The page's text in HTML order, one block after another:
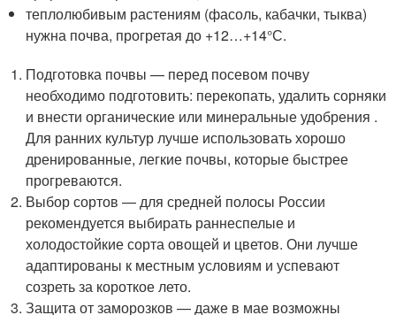
теплолюбивым растениям (фасоль, кабачки, тыква)
нужна почва, прогретая до +12…+14°С.
Подготовка почвы — перед посевом почву
необходимо подготовить: перекопать, удалить сорняки
и внести органические или минеральные удобрения .
Для ранних культур лучше использовать хорошо
дренированные, легкие почвы, которые быстрее
прогреваются.
Выбор сортов — для средней полосы России
рекомендуется выбирать раннеспелые и
холодостойкие сорта овощей и цветов. Они лучше
адаптированы к местным условиям и успевают
созреть за короткое лето.
Защита от заморозков — даже в мае возможны